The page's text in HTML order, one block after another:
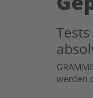
werden